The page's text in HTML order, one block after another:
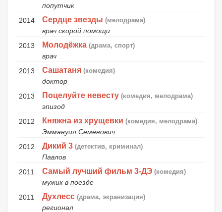
попутчик
2014
Сердце звезды (мелодрама)
врач скорой помощи
2013
Молодёжка (драма, спорт)
врач
2013
Сашатаня (комедия)
доктор
2013
Поцелуйте невесту (комедия, мелодрама)
эпизод
2012
Княжна из хрущевки (комедия, мелодрама)
Эммануил Семёнович
2012
Дикий 3 (детектив, криминал)
Павлов
2011
Самый лучший фильм 3-ДЭ (комедия)
мужик в поезде
2011
Духлесс (драма, экранизация)
регионал